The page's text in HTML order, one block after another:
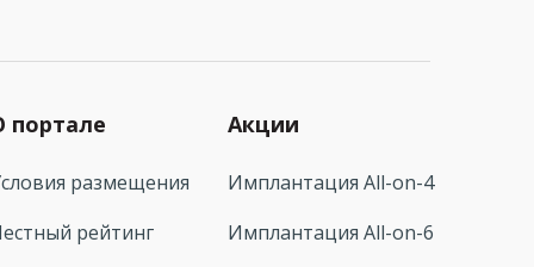
портале
размещения
рейтинг
Акции
Имплантация All-on-4
Имплантация All-on-6